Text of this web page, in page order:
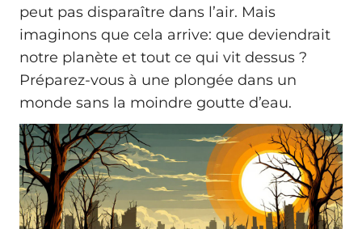
peut pas disparaître dans l’air. Mais
imaginons que cela arrive: que deviendrait
notre planète et tout ce qui vit dessus ?
Préparez-vous à une plongée dans un
monde sans la moindre goutte d’eau.